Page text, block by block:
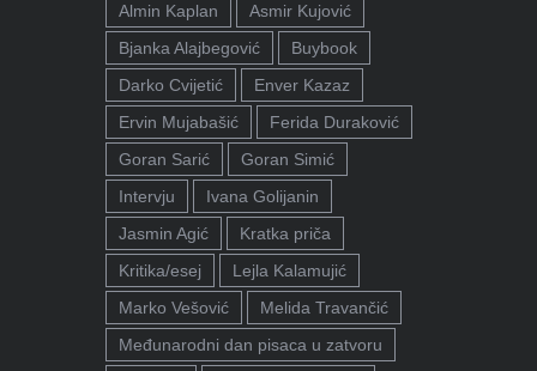
Almin Kaplan
Asmir Kujović
Bjanka Alajbegović
Buybook
Darko Cvijetić
Enver Kazaz
Ervin Mujabašić
Ferida Duraković
Goran Sarić
Goran Simić
Intervju
Ivana Golijanin
Jasmin Agić
Kratka priča
Kritika/esej
Lejla Kalamujić
Marko Vešović
Melida Travančić
Međunarodni dan pisaca u zatvoru